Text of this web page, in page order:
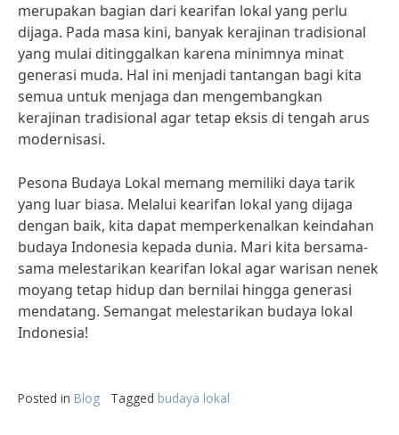
merupakan bagian dari kearifan lokal yang perlu
dijaga. Pada masa kini, banyak kerajinan tradisional
yang mulai ditinggalkan karena minimnya minat
generasi muda. Hal ini menjadi tantangan bagi kita
semua untuk menjaga dan mengembangkan
kerajinan tradisional agar tetap eksis di tengah arus
modernisasi.
Pesona Budaya Lokal memang memiliki daya tarik
yang luar biasa. Melalui kearifan lokal yang dijaga
dengan baik, kita dapat memperkenalkan keindahan
budaya Indonesia kepada dunia. Mari kita bersama-
sama melestarikan kearifan lokal agar warisan nenek
moyang tetap hidup dan bernilai hingga generasi
mendatang. Semangat melestarikan budaya lokal
Indonesia!
Posted in Blog Tagged budaya lokal